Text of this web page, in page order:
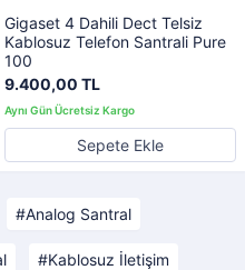
Gigaset 4 Dahili Dect Telsiz
Kablosuz Telefon Santrali Pure
100
9.400,00 TL
Sepete Ekle
Analog Santral
Kablosuz İletişim